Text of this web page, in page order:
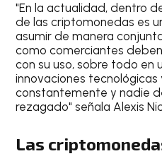
"En la actualidad, dentro
de las criptomonedas es
asumir de manera
como comerciantes
con su uso, sobre todo en
innovaciones
constantemente y nadie
rezagado" señala Alexis
Las